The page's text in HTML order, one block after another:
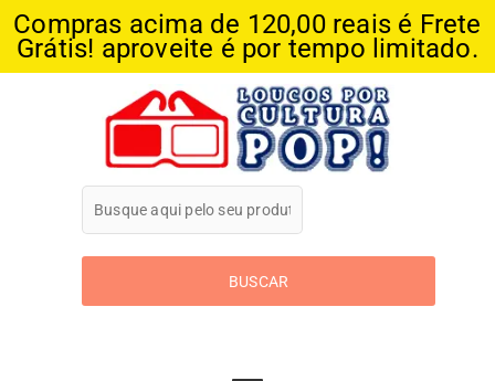
Compras acima de 120,00 reais é Frete
Grátis! aproveite é por tempo limitado.
Loucos Por
Cultura Pop